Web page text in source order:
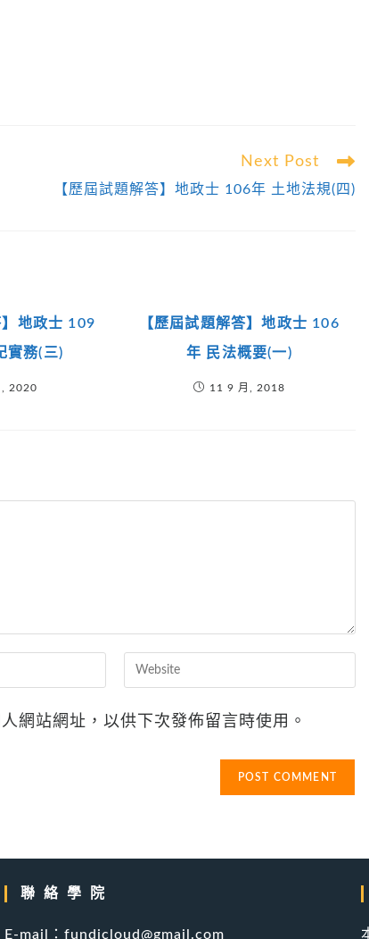
Next Post
【歷屆試題解答】地政士 106年 土地法規(四)
】地政士 109
實務(三)
2020
【歷屆試題解答】地政士 106
年 民法概要(一)
11 9 月, 2018
Enter
your
website
網站網址，以供下次發佈留言時使用。
聯絡學院
E-mail：fundicloud@gmail.com